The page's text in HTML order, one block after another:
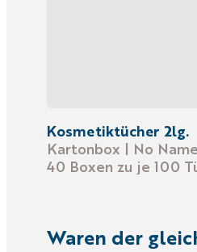
Kosmetiktücher 2lg.
Kartonbox | No Name
40 Boxen zu je 100
Waren der